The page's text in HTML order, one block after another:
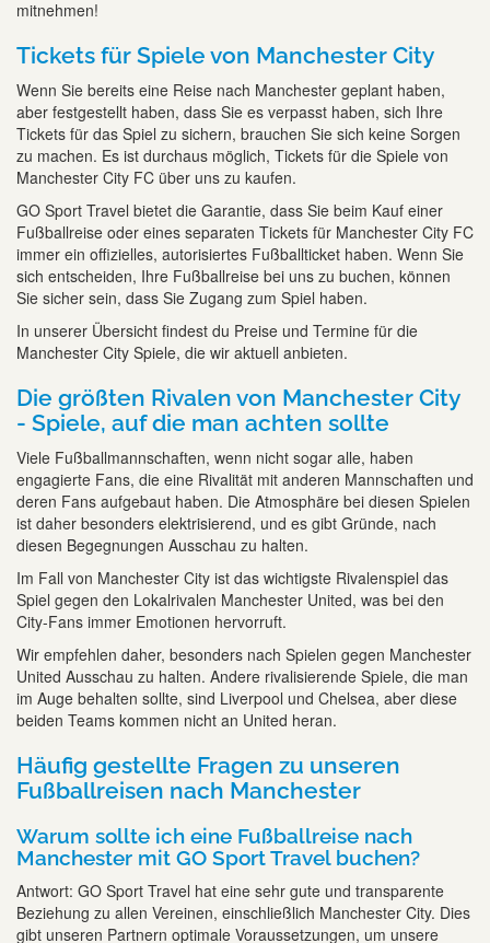
mitnehmen!
Tickets für Spiele von Manchester City
Wenn Sie bereits eine Reise nach Manchester geplant haben,
aber festgestellt haben, dass Sie es verpasst haben, sich Ihre
Tickets für das Spiel zu sichern, brauchen Sie sich keine Sorgen
zu machen. Es ist durchaus möglich, Tickets für die Spiele von
Manchester City FC über uns zu kaufen.
GO Sport Travel bietet die Garantie, dass Sie beim Kauf einer
Fußballreise oder eines separaten Tickets für Manchester City FC
immer ein offizielles, autorisiertes Fußballticket haben. Wenn Sie
sich entscheiden, Ihre Fußballreise bei uns zu buchen, können
Sie sicher sein, dass Sie Zugang zum Spiel haben.
In unserer Übersicht findest du Preise und Termine für die
Manchester City Spiele, die wir aktuell anbieten.
Die größten Rivalen von Manchester City
- Spiele, auf die man achten sollte
Viele Fußballmannschaften, wenn nicht sogar alle, haben
engagierte Fans, die eine Rivalität mit anderen Mannschaften und
deren Fans aufgebaut haben. Die Atmosphäre bei diesen Spielen
ist daher besonders elektrisierend, und es gibt Gründe, nach
diesen Begegnungen Ausschau zu halten.
Im Fall von Manchester City ist das wichtigste Rivalenspiel das
Spiel gegen den Lokalrivalen Manchester United, was bei den
City-Fans immer Emotionen hervorruft.
Wir empfehlen daher, besonders nach Spielen gegen Manchester
United Ausschau zu halten. Andere rivalisierende Spiele, die man
im Auge behalten sollte, sind Liverpool und Chelsea, aber diese
beiden Teams kommen nicht an United heran.
Häufig gestellte Fragen zu unseren
Fußballreisen nach Manchester
Warum sollte ich eine Fußballreise nach
Manchester mit GO Sport Travel buchen?
Antwort: GO Sport Travel hat eine sehr gute und transparente
Beziehung zu allen Vereinen, einschließlich Manchester City. Dies
gibt unseren Partnern optimale Voraussetzungen, um unsere